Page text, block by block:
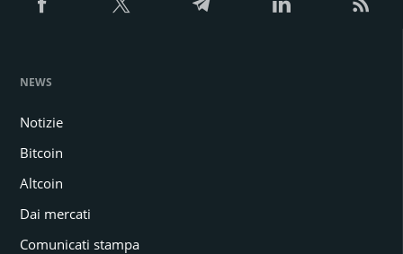
NEWS
Notizie
Bitcoin
Altcoin
Dai mercati
Comunicati stampa